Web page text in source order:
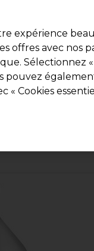
Matériel Equipement
expérience
offres avec nos
Sélectionnez
« Cookies